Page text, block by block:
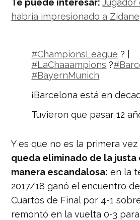
habría impresionado a
#ChampionsLeague ? |
#LaChaaampions ?
#BayernMunich
¡Barcelona está en
Tuvieron que pasar 12
pic.twitter.com/
— Nación Deportes
(@naciondeportes_)
Y es que no es la primera vez
queda eliminado de la
manera escandalosa: en la
2017/18 ganó el encuentro
Cuartos de Final por 4-1
remontó en la vuelta 0-3